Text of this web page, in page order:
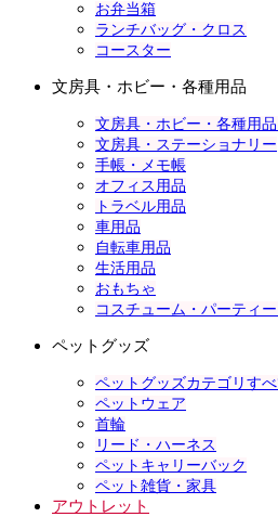
お弁当箱
ランチバッグ・クロス
コースター
文房具・ホビー・各種用品
文房具・ホビー・各種用
文房具・ステーショナリー
手帳・メモ帳
オフィス用品
トラベル用品
車用品
自転車用品
生活用品
おもちゃ
コスチューム・パーティ
ペットグッズ
ペットグッズカテゴリす
ペットウェア
首輪
リード・ハーネス
ペットキャリーバック
ペット雑貨・家具
アウトレット